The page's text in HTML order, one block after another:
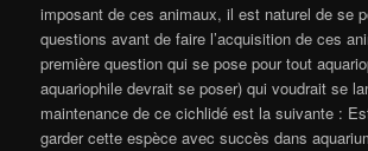
imposant de ces animaux, il est naturel de se
questions avant de faire l’acquisition de ces
première question qui se pose pour tout
aquariophile devrait se poser) qui voudrait se
maintenance de ce cichlidé est la suivante :
garder cette espèce avec succès dans